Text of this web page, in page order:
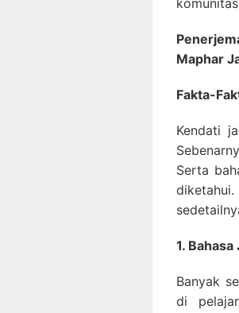
Maphar
Fakta-
Kendati
Serta
1.
Banyak
di